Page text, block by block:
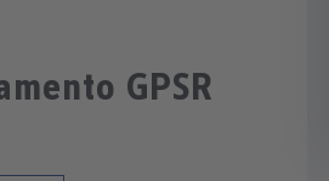
GPSR